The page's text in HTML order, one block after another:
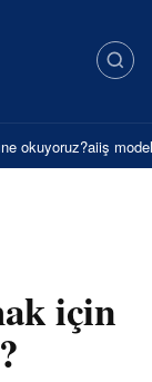
ne okuyoruz?aiiş
için